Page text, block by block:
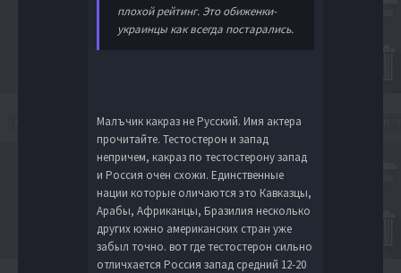
плохой рейтинг. Это обиженки-
украинцы как всегда постарались.
Малъчик какраз не Русский. Имя актера
прочитайте. Тестостерон и запад
непричем, какраз по тестостерону запад
и Россия очен схожи. Единственные
нации которые оличаются это Кавказцы,
Арабы, Африканцы, Бразилия несколько
других южно американских стран уже
забыл точно. вот где тестостерон сильно
отличхается Россия запад средний 12-20